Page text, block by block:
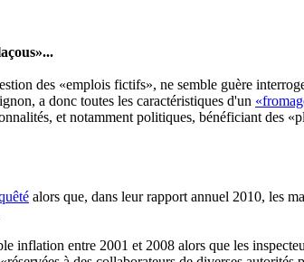
des «emplois fictifs», ne semble guère
a donc toutes les caractéristiques d'un
et notamment politiques, bénéficiant des
alors que, dans leur rapport annuel 2010, les
entre 2001 et 2008 alors que les